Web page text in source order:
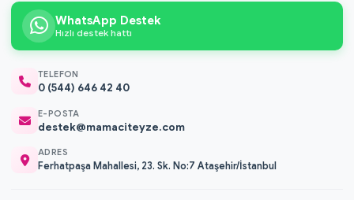
WhatsApp Destek
Hızlı destek hattı
TELEFON
0 (544) 646 42 40
E-POSTA
destek@mamaciteyze.com
ADRES
Ferhatpaşa Mahallesi, 23. Sk. No:7 Ataşehir/İstanbul